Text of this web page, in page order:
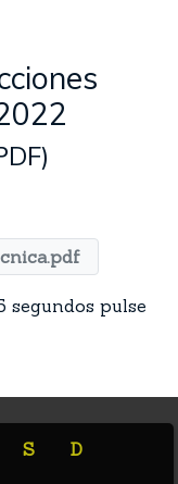
segundos pulse
S D